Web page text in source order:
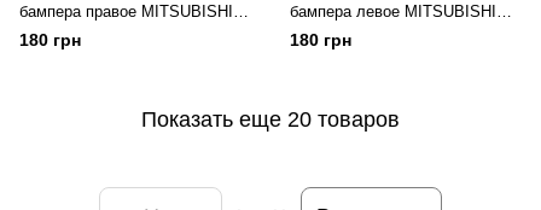
бампера правое MITSUBISHI
OUTLANDER (2014-20),
(6410D336), (Новая запчасть.
180 грн
бампера левое MITSUBISHI
OUTLANDER (2014-20),
(6410D337), (Новая запчасть.
180 грн
Показать еще 20 товаров